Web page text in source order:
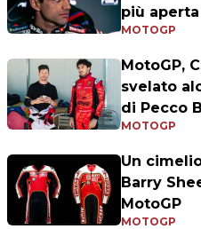
più
MOTOGP
MotoGP,
svelato
di Pecco
MOTOGP
Un
Barry
MotoGP
MOTOGP